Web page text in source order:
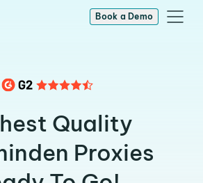
Book a Demo
Quality
Proxies